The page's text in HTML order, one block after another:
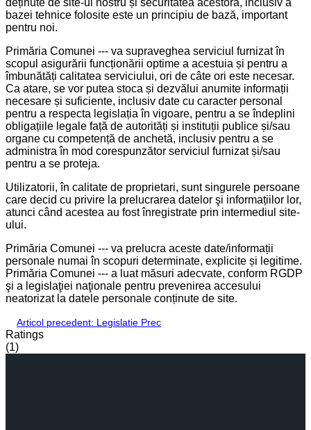
bazei tehnice folosite este un principiu de bază, important
pentru noi.
Primăria Comunei --- va supraveghea serviciul furnizat în
scopul asigurării funcționării optime a acestuia și pentru a
îmbunătăți calitatea serviciului, ori de câte ori este necesar.
Ca atare, se vor putea stoca și dezvălui anumite informații
necesare și suficiente, inclusiv date cu caracter personal
pentru a respecta legislația în vigoare, pentru a se îndeplini
obligațiile legale față de autorități și instituții publice și/sau
organe cu competență de anchetă, inclusiv pentru a se
administra în mod corespunzător serviciul furnizat și/sau
pentru a se proteja.
Utilizatorii, în calitate de proprietari, sunt singurele persoane
care decid cu privire la prelucrarea datelor şi informațiilor lor,
atunci când acestea au fost înregistrate prin intermediul site-
ului.
Primăria Comunei --- va prelucra aceste date/informații
personale numai în scopuri determinate, explicite și legitime.
Primăria Comunei --- a luat măsuri adecvate, conform RGDP
şi a legislaţiei naţionale pentru prevenirea accesului
neatorizat la datele personale conținute de site.
Articol precedent: Legislatie Prec
Ratings
(1)